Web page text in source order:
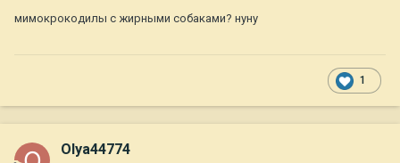
мимокрокодилы с жирными собаками? нуну
1
Olya44774